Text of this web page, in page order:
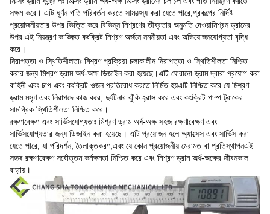
সক্ষম করে। এটি ঘূর্ণন গতি পরিবর্তন করতে সামঞ্জস্য করা যেতে পারে,প্রকল্পের নির্দিষ্ট
প্রয়োজনীয়তার উপর ভিত্তি করে বিভিন্ন মিশ্রণের তীব্রতার অনুমতি দেওয়ামিশ্রন ড্রামের
উপর এই নিয়ন্ত্রণ কাঙ্ক্ষিত কংক্রিট মিশ্রণ অর্জনে নমনীয়তা এবং অভিযোজনযোগ্যতা বৃদ্ধি
করে।
নিরাপত্তা ও স্থিতিশীলতাঃ মিশ্রণ প্রক্রিয়া চলাকালীন নিরাপত্তা ও স্থিতিশীলতা নিশ্চিত
করার জন্য মিশ্রণ ড্রাম অর্ধ-অক্ষ ডিজাইন করা হয়েছে।এটি ঘোরানো ড্রাম দ্বারা প্রয়োগ করা
বাহিনী এবং চাপ এবং কংক্রিট ওজন প্রতিরোধ করতে নির্মিত হয়এটি নিশ্চিত করে যে মিশ্রণ
ড্রাম মসৃণ এবং নিরাপদে কাজ করে, দুর্ঘটনার ঝুঁকি হ্রাস করে এবং কংক্রিট পাম্প ট্রাকের
সামগ্রিক স্থিতিশীলতা নিশ্চিত করে।
রক্ষণাবেক্ষণ এবং সার্ভিসযোগ্যতাঃ মিশ্রণ ড্রাম অর্ধ-অক্ষ সহজ রক্ষণাবেক্ষণ এবং
সার্ভিসযোগ্যতার জন্য ডিজাইন করা হয়েছে। এটি প্রয়োজন হলে অ্যাক্সেস এবং সার্ভিস করা
যেতে পারে, যা পরিদর্শন, তৈলাক্তকরণ,এবং যে কোন প্রয়োজনীয় মেরামত বা প্রতিস্থাপনএই
সহজ রক্ষণাবেক্ষণ সর্বোত্তম কর্মক্ষমতা নিশ্চিত করে এবং মিশ্রণ ড্রাম অর্ধ-অক্ষের জীবনকাল
বাড়ায়।